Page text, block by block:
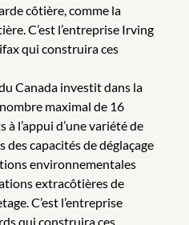
côtière, comme la
C’est l’entreprise Irving
qui construira ces
Canada investit dans la
maximal de 16
l’appui d’une variété de
des capacités de déglaçage
environnementales
extracôtières de
C’est l’entreprise
qui construira ces